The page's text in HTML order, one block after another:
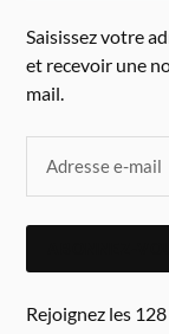
Saisissez votre
et recevoir une
mail.
Rejoignez les